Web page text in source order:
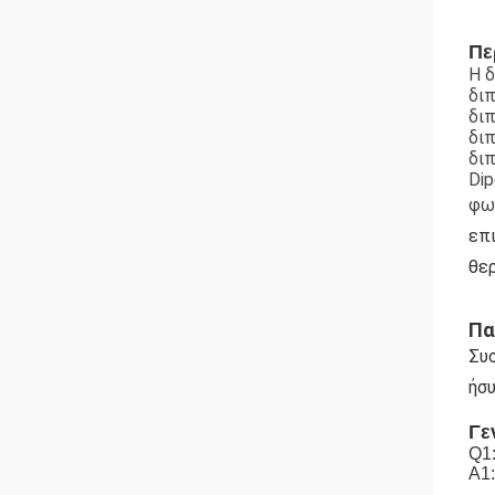
Η
ή
Α1: